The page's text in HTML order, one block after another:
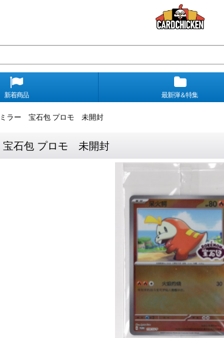
新着商品 最新弾＆特集
ラー 宝石包 プロモ 未開封
石包 プロモ 未開封